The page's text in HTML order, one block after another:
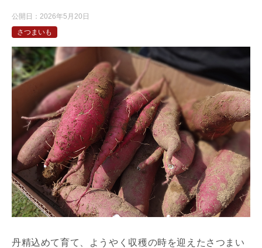
公開日： 2026年5月20日
さつまいも
丹精込めて育て、ようやく収穫の時を迎えたさつまい